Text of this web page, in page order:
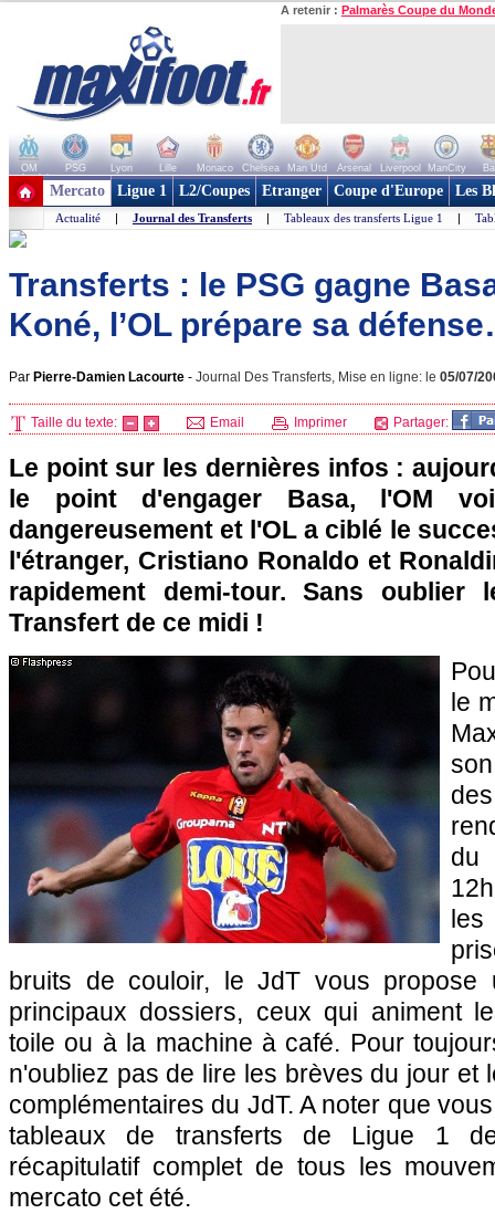
A retenir : Palmarès Coupe du
OM PSG Lyon Lille Monaco Chelsea Man Utd Arsenal Liverpool ManCity
+ de clubs
Mercato Ligue 1 L2/Coupes Etranger Coupe d'Europe Les
Actualité | Journal des Transferts | Tableaux des transferts Ligue 1 |
Transferts : le PSG gagne
Koné, l’OL prépare sa
Par Pierre-Damien Lacourte - Journal Des Transferts, Mise en ligne: le 05/07/
Taille du texte: Email Imprimer Partager:
Le point sur les dernières infos :
le point d'engager Basa, l'OM
dangereusement et l'OL a ciblé le
l'étranger, Cristiano Ronaldo et
rapidement demi-tour. Sans oublier
Transfert de ce midi !
le
du
les
bruits de couloir, le JdT vous propose
principaux dossiers, ceux qui animent
toile ou à la machine à café. Pour
n'oubliez pas de lire les brèves du jour et
complémentaires du JdT. A noter que
tableaux de transferts de Ligue 1
récapitulatif complet de tous les
mercato cet été.